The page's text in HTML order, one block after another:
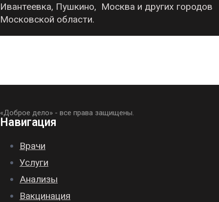
Ивантеевка, Пушкино, Москва и других городов
Московской области.
«Доброе дело» - все права защищены.
Навигация
Врачи
Услуги
Анализы
Вакцинация